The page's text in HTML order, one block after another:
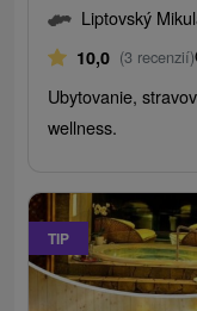
Liptovský
10,0 (3 recenzií)
Ubytovanie,
wellness.
TIP